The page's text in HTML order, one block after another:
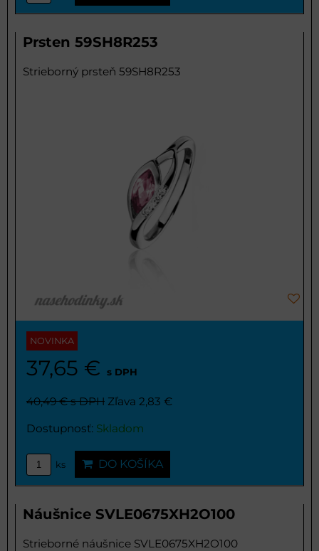
Prsten 59SH8R253
Strieborný prsteň 59SH8R253
NOVINKA
37,65 € s DPH
40,49 €s DPH Zľava 2,83 €
Dostupnosť: Skladom
ks DO KOŠÍKA
Náušnice SVLE0675XH2O100
Strieborné náušnice SVLE0675XH2O100